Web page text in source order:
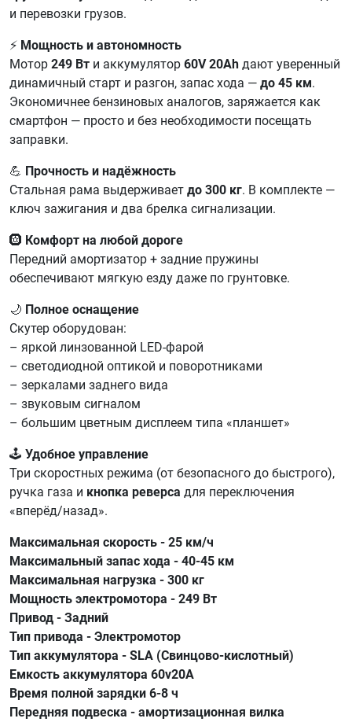
и перевозки грузов.
⚡ Мощность и автономность
Мотор 249 Вт и аккумулятор 60V 20Ah дают уверенный
динамичный старт и разгон, запас хода — до 45 км.
Экономичнее бензиновых аналогов, заряжается как
смартфон — просто и без необходимости посещать
заправки.
💪 Прочность и надёжность
Стальная рама выдерживает до 300 кг. В комплекте —
ключ зажигания и два брелка сигнализации.
🛞 Комфорт на любой дороге
Передний амортизатор + задние пружины
обеспечивают мягкую езду даже по грунтовке.
🌙 Полное оснащение
Скутер оборудован:
– яркой линзованной LED-фарой
– светодиодной оптикой и поворотниками
– зеркалами заднего вида
– звуковым сигналом
– большим цветным дисплеем типа «планшет»
🕹 Удобное управление
Три скоростных режима (от безопасного до быстрого),
ручка газа и кнопка реверса для переключения
«вперёд/назад».
Максимальная скорость - 25 км/ч
Максимальный запас хода - 40-45 км
Максимальная нагрузка - 300 кг
Мощность электромотора - 249 Вт
Привод - Задний
Тип привода - Электромотор
Тип аккумулятора - SLA (Свинцово-кислотный)
Емкость аккумулятора 60v20A
Время полной зарядки 6-8 ч
Передняя подвеска - амортизационная вилка